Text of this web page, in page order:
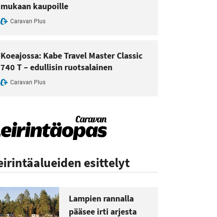
mukaan kaupoille
Caravan Plus
Koeajossa: Kabe Travel Master Classic
740 T – edullisin ruotsalainen
Caravan Plus
esittelyt
Lampien rannalla
pääsee irti arjesta